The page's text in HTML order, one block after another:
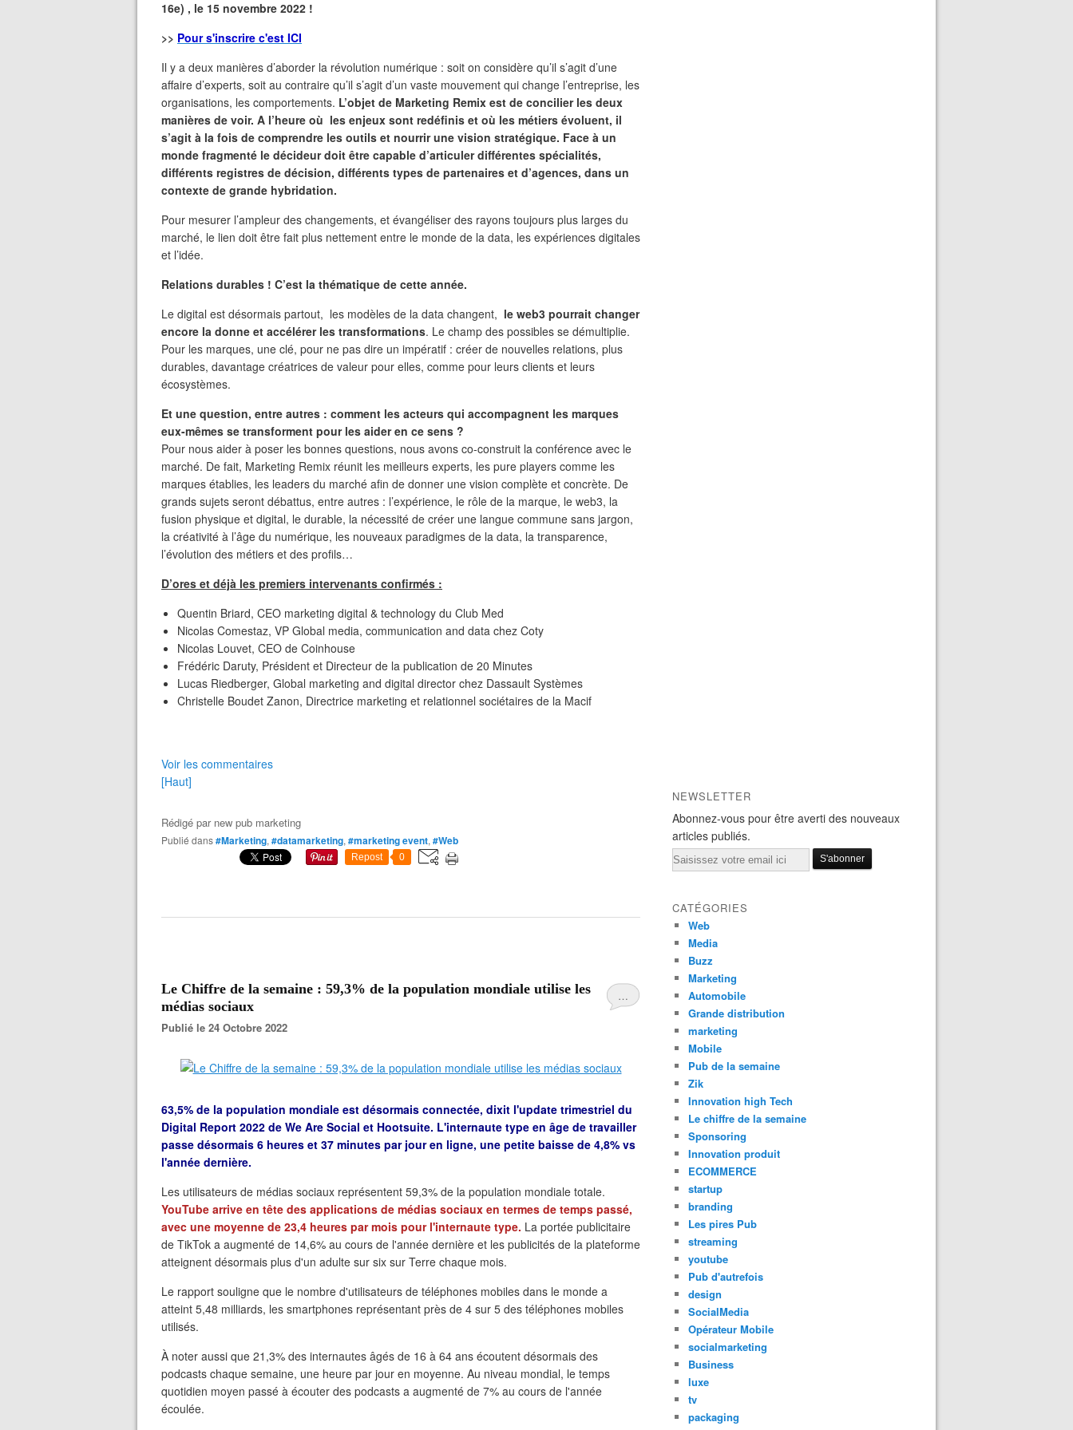
16e) , le 15 novembre 2022 !
>> Pour s'inscrire c'est ICI
Il y a deux manières d’aborder la révolution numérique : soit on considère qu’il s’agit d’une
affaire d’experts, soit au contraire qu’il s’agit d’un vaste mouvement qui change l’entreprise, les
organisations, les comportements. L’objet de Marketing Remix est de concilier les deux
manières de voir. A l’heure où les enjeux sont redéfinis et où les métiers évoluent, il
s’agit à la fois de comprendre les outils et nourrir une vision stratégique. Face à un
monde fragmenté le décideur doit être capable d’articuler différentes spécialités,
différents registres de décision, différents types de partenaires et d’agences, dans un
contexte de grande hybridation.
Pour mesurer l’ampleur des changements, et évangéliser des rayons toujours plus larges du
marché, le lien doit être fait plus nettement entre le monde de la data, les expériences digitales
et l’idée.
Relations durables ! C’est la thématique de cette année.
Le digital est désormais partout, les modèles de la data changent, le web3 pourrait changer
encore la donne et accélérer les transformations. Le champ des possibles se démultiplie.
Pour les marques, une clé, pour ne pas dire un impératif : créer de nouvelles relations, plus
durables, davantage créatrices de valeur pour elles, comme pour leurs clients et leurs
écosystèmes.
Et une question, entre autres : comment les acteurs qui accompagnent les marques
eux-mêmes se transforment pour les aider en ce sens ?
Pour nous aider à poser les bonnes questions, nous avons co-construit la conférence avec le
marché. De fait, Marketing Remix réunit les meilleurs experts, les pure players comme les
marques établies, les leaders du marché afin de donner une vision complète et concrète. De
grands sujets seront débattus, entre autres : l’expérience, le rôle de la marque, le web3, la
fusion physique et digital, le durable, la nécessité de créer une langue commune sans jargon,
la créativité à l’âge du numérique, les nouveaux paradigmes de la data, la transparence,
l’évolution des métiers et des profils…
D’ores et déjà les premiers intervenants confirmés :
Quentin Briard, CEO marketing digital & technology du Club Med
Nicolas Comestaz, VP Global media, communication and data chez Coty
Nicolas Louvet, CEO de Coinhouse
Frédéric Daruty, Président et Directeur de la publication de 20 Minutes
Lucas Riedberger, Global marketing and digital director chez Dassault Systèmes
Christelle Boudet Zanon, Directrice marketing et relationnel sociétaires de la Macif
Voir les commentaires
[Haut]
Rédigé par new pub marketing
Publié dans#Marketing, #datamarketing, #marketing event, #Web
Repost 0
…
Le Chiffre de la semaine : 59,3% de la population mondiale utilise les
médias sociaux
Publié le 24 Octobre 2022
63,5% de la population mondiale est désormais connectée, dixit l'update trimestriel du
Digital Report 2022 de We Are Social et Hootsuite. L'internaute type en âge de travailler
passe désormais 6 heures et 37 minutes par jour en ligne, une petite baisse de 4,8% vs
l'année dernière.
Les utilisateurs de médias sociaux représentent 59,3% de la population mondiale totale.
YouTube arrive en tête des applications de médias sociaux en termes de temps passé,
avec une moyenne de 23,4 heures par mois pour l'internaute type. La portée publicitaire
de TikTok a augmenté de 14,6% au cours de l'année dernière et les publicités de la plateforme
atteignent désormais plus d'un adulte sur six sur Terre chaque mois.
Le rapport souligne que le nombre d'utilisateurs de téléphones mobiles dans le monde a
atteint 5,48 milliards, les smartphones représentant près de 4 sur 5 des téléphones mobiles
utilisés.
À noter aussi que 21,3% des internautes âgés de 16 à 64 ans écoutent désormais des
podcasts chaque semaine, une heure par jour en moyenne. Au niveau mondial, le temps
quotidien moyen passé à écouter des podcasts a augmenté de 7% au cours de l'année
écoulée.
NEWSLETTER
Abonnez-vous pour être averti des nouveaux
articles publiés.
Email
CATÉGORIES
Web
Media
Buzz
Marketing
Automobile
Grande distribution
marketing
Mobile
Pub de la semaine
Zik
Innovation high Tech
Le chiffre de la semaine
Sponsoring
Innovation produit
ECOMMERCE
startup
branding
Les pires Pub
streaming
youtube
Pub d'autrefois
design
SocialMedia
Opérateur Mobile
socialmarketing
Business
luxe
tv
packaging